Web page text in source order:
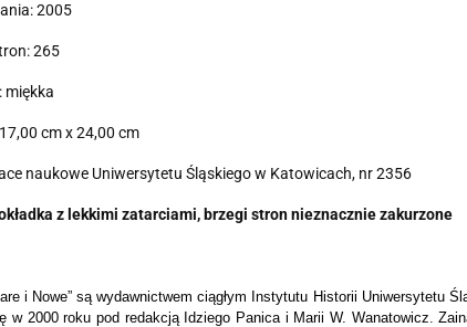
2005
265
miękka
cm x 24,00 cm
naukowe Uniwersytetu Śląskiego w Katowicach, nr 2356
z lekkimi zatarciami, brzegi stron nieznacznie zakurzone
i Nowe” są wydawnictwem ciągłym Instytutu Historii Uniwersytetu
w 2000 roku pod redakcją Idziego Panica i Marii W. Wanatowicz.